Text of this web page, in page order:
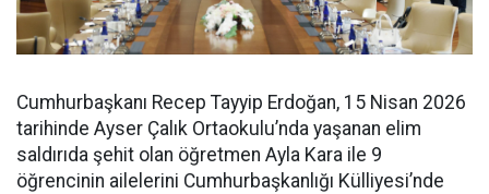
Cumhurbaşkanı Recep Tayyip Erdoğan, 15 Nisan 2026
tarihinde Ayser Çalık Ortaokulu’nda yaşanan elim
saldırıda şehit olan öğretmen Ayla Kara ile 9
öğrencinin ailelerini Cumhurbaşkanlığı Külliyesi’nde